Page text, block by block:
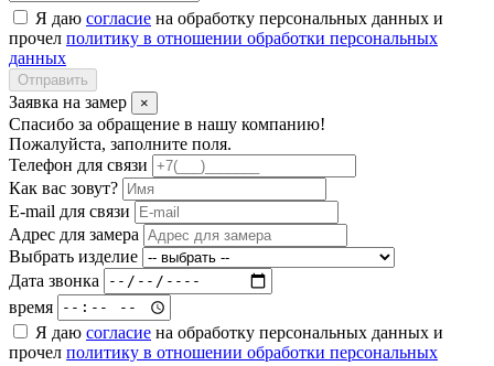
Я даю согласие на обработку персональных данных и
прочел политику в отношении обработки персональных
данных
Отправить
Заявка на замер ×
Спасибо за обращение в нашу компанию!
Пожалуйста, заполните поля.
Телефон для связи
Как вас зовут?
E-mail для связи
Адрес для замера
Выбрать изделие
Дата звонка
время
Я даю согласие на обработку персональных данных и
прочел политику в отношении обработки персональных